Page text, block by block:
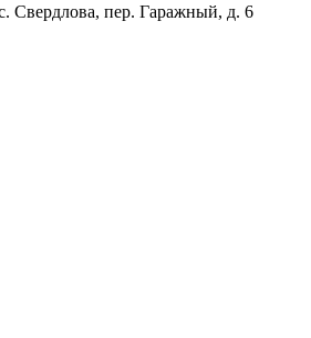
Свердлова, пер. Гаражный, д. 6